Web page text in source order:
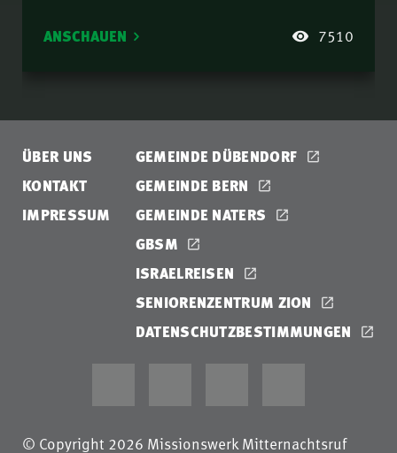
ANSCHAUEN 7510
ÜBER UNS
KONTAKT
IMPRESSUM
GEMEINDE DÜBENDORF
GEMEINDE BERN
GEMEINDE NATERS
GBSM
ISRAELREISEN
SENIORENZENTRUM ZION
DATENSCHUTZBESTIMMUNGEN
© Copyright 2026 Missionswerk Mitternachtsruf